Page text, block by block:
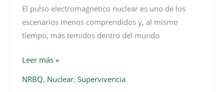
El pulso electromagnético nuclear es uno de los
escenarios menos comprendidos y, al mismo
tiempo, más temidos dentro del mundo
Pulso
Electromagnético
Leer más »
NRBQ, Nuclear,Supervivencia